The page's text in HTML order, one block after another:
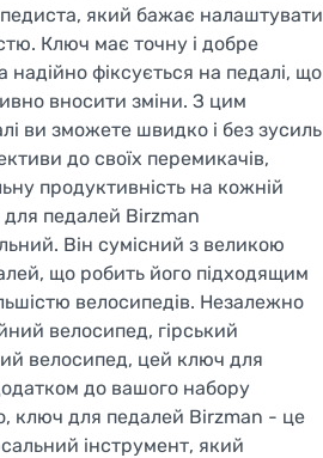
який бажає налаштувати
Ключ має точну і добре
надійно фіксується на педалі, що
вносити зміни. З цим
ви зможете швидко і без зусиль
до своїх перемикачів,
продуктивність на кожній
для педалей Birzman
Він сумісний з великою
що робить його підходящим
велосипедів. Незалежно
велосипед, гірський
велосипед, цей ключ для
до вашого набору
ключ для педалей Birzman - це
інструмент, який